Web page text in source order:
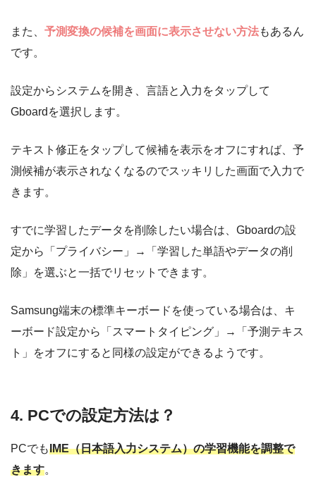
また、 予測変換の候補を画面に表示させない方法もあるん
です。
設定からシステムを開き、言語と入力をタップして
Gboardを選択します。
テキスト修正をタップして候補を表示をオフにすれば、予
測候補が表示されなくなるのでスッキリした画面で入力で
きます。
すでに学習したデータを削除したい場合は、Gboardの設
定から「プライバシー」→「学習した単語やデータの削
除」を選ぶと一括でリセットできます。
Samsung端末の標準キーボードを使っている場合は、キ
ーボード設定から「スマートタイピング」→「予測テキス
ト」をオフにすると同様の設定ができるようです。
4. PCでの設定方法は？
PCでもIME（日本語入力システム）の学習機能を調整で
きます。